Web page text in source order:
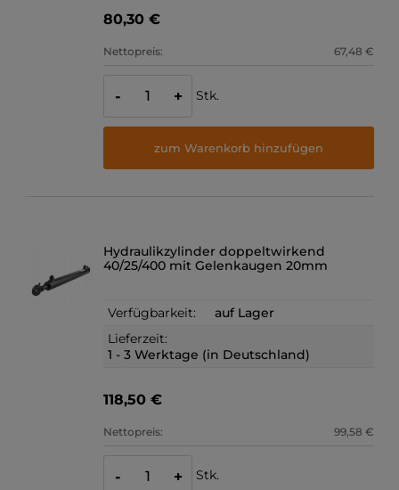
80,30 €
Nettopreis: 67,48 €
- + Stk.
zum Warenkorb hinzufügen
Hydraulikzylinder doppeltwirkend
40/25/400 mit Gelenkaugen 20mm
Verfügbarkeit:
auf Lager
Lieferzeit:
1 - 3 Werktage (in Deutschland)
118,50 €
Nettopreis: 99,58 €
- + Stk.